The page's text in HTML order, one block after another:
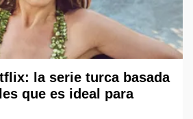
la serie turca basada
que es ideal para